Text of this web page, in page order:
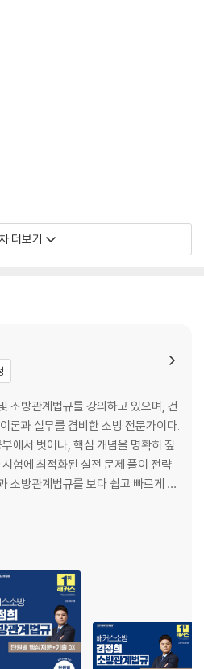
더보기
소방관계법규를 강의하고 있으며, 건
론과 실무를 겸비한 소방 전문가이다.
에서 벗어나, 핵심 개념을 명확히 짚
험에 최적화된 실전 문제 풀이 전략
소방관계법규를 보다 쉽고 빠르게 공
더더기 없이 깔끔하게 정리된 교재는
구성으로 반복 학습에 최적화되어
적인 신뢰를 얻고 있다. 고려대학교